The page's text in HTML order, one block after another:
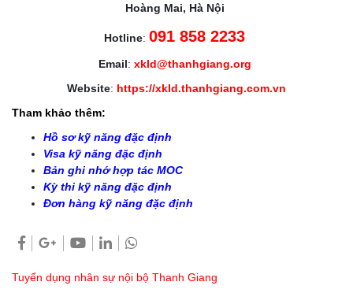
Hoàng Mai, Hà Nội
Hotline: 091 858 2233
Email: xkld@thanhgiang.org
Website: https://xkld.thanhgiang.com.vn
Tham khảo thêm:
Hồ sơ kỹ năng đặc định
Visa kỹ năng đặc định
Bản ghi nhớ hợp tác MOC
Kỳ thi kỹ năng đặc định
Đơn hàng kỹ năng đặc định
Tuyển dụng nhân sự nội bộ Thanh Giang